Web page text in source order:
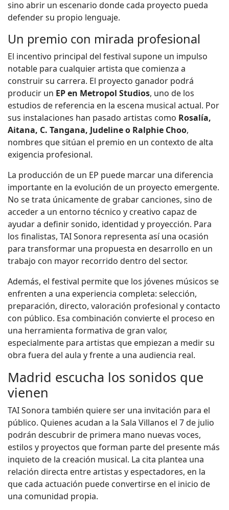
sino abrir un escenario donde cada proyecto pueda
defender su propio lenguaje.
Un premio con mirada profesional
El incentivo principal del festival supone un impulso
notable para cualquier artista que comienza a
construir su carrera. El proyecto ganador podrá
producir un EP en Metropol Studios, uno de los
estudios de referencia en la escena musical actual. Por
sus instalaciones han pasado artistas como Rosalía,
Aitana, C. Tangana, Judeline o Ralphie Choo,
nombres que sitúan el premio en un contexto de alta
exigencia profesional.
La producción de un EP puede marcar una diferencia
importante en la evolución de un proyecto emergente.
No se trata únicamente de grabar canciones, sino de
acceder a un entorno técnico y creativo capaz de
ayudar a definir sonido, identidad y proyección. Para
los finalistas, TAI Sonora representa así una ocasión
para transformar una propuesta en desarrollo en un
trabajo con mayor recorrido dentro del sector.
Además, el festival permite que los jóvenes músicos se
enfrenten a una experiencia completa: selección,
preparación, directo, valoración profesional y contacto
con público. Esa combinación convierte el proceso en
una herramienta formativa de gran valor,
especialmente para artistas que empiezan a medir su
obra fuera del aula y frente a una audiencia real.
Madrid escucha los sonidos que
vienen
TAI Sonora también quiere ser una invitación para el
público. Quienes acudan a la Sala Villanos el 7 de julio
podrán descubrir de primera mano nuevas voces,
estilos y proyectos que forman parte del presente más
inquieto de la creación musical. La cita plantea una
relación directa entre artistas y espectadores, en la
que cada actuación puede convertirse en el inicio de
una comunidad propia.